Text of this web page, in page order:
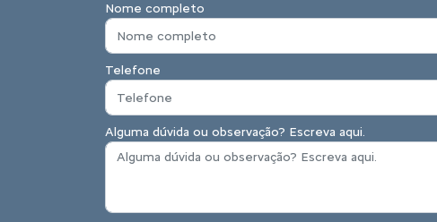
Nome completo
Telefone
Alguma dúvida ou observação? Escreva aqui.